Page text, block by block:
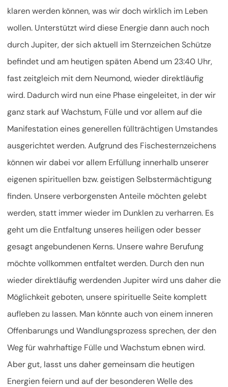
klaren werden können, was wir doch wirklich im Leben
wollen. Unterstützt wird diese Energie dann auch noch
durch Jupiter, der sich aktuell im Sternzeichen Schütze
befindet und am heutigen späten Abend um 23:40 Uhr,
fast zeitgleich mit dem Neumond, wieder direktläufig
wird. Dadurch wird nun eine Phase eingeleitet, in der wir
ganz stark auf Wachstum, Fülle und vor allem auf die
Manifestation eines generellen füllträchtigen Umstandes
ausgerichtet werden. Aufgrund des Fischesternzeichens
können wir dabei vor allem Erfüllung innerhalb unserer
eigenen spirituellen bzw. geistigen Selbstermächtigung
finden. Unsere verborgensten Anteile möchten gelebt
werden, statt immer wieder im Dunklen zu verharren. Es
geht um die Entfaltung unseres heiligen oder besser
gesagt angebundenen Kerns. Unsere wahre Berufung
möchte vollkommen entfaltet werden. Durch den nun
wieder direktläufig werdenden Jupiter wird uns daher die
Möglichkeit geboten, unsere spirituelle Seite komplett
aufleben zu lassen. Man könnte auch von einem inneren
Offenbarungs und Wandlungsprozess sprechen, der den
Weg für wahrhaftige Fülle und Wachstum ebnen wird.
Aber gut, lasst uns daher gemeinsam die heutigen
Energien feiern und auf der besonderen Welle des